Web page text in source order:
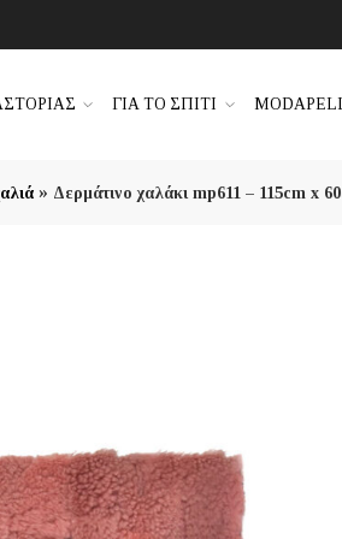
ΓΙΑ ΤΟ ΣΠΙΤΙ
» Δερμάτινο χαλάκι mp611 – 115cm x